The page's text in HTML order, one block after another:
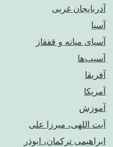
آذربایجان غربی
آسیا
آسیای میانه و قفقاز
آسیب‌ها
آفریقا
آمریکا
آموزش
آیت اللهی، میرزا علی
ابراهیمی ترکمان، ابوذر